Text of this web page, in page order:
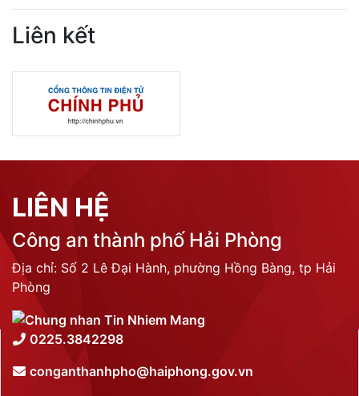
Liên kết
LIÊN HỆ
Công an thành phố Hải Phòng
Địa chỉ: Số 2 Lê Đại Hành, phường Hồng Bàng, tp Hải
Phòng
0225.3842298
conganthanhpho@haiphong.gov.vn